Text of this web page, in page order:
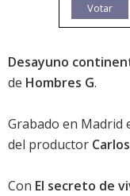
Votar
Desayuno
de Hombres G.
Grabado en Madrid
del productor
Con El secreto de